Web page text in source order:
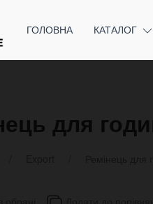
ГОЛОВНА КАТАЛОГ
для